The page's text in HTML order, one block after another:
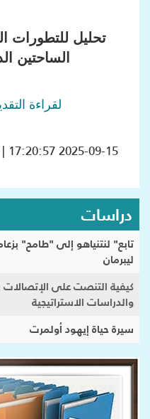
تحليل للتطورات
الساحتين
لقراءة
2025-09-15 17:20:57 | 697 قراءة
دراسات
تابع" لنتنياهو إلى "طامح"
ليبرمان
كيفية التنصت على
والدراسات الاستراتيجية
سيرة حياة إيهود أولمرت